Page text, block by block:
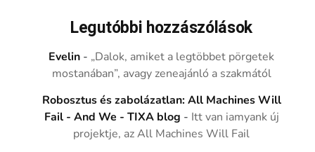
Legutóbbi hozzászólások
Evelin - „Dalok, amiket a legtöbbet pörgetek
mostanában”, avagy zeneajánló a szakmától
Robosztus és zabolázatlan: All Machines Will
Fail - And We - TIXA blog - Itt van iamyank új
projektje, az All Machines Will Fail